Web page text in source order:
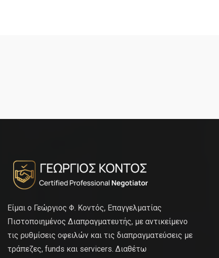
Είμαι ο Γεώργιος Φ. Κοντός, Επαγγελματίας
Πιστοποιημένος Διαπραγματευτής, με αντικείμενο
τις ρυθμίσεις οφειλών και τις διαπραγματεύσεις με
τράπεζες, funds και servicers. Διαθέτω